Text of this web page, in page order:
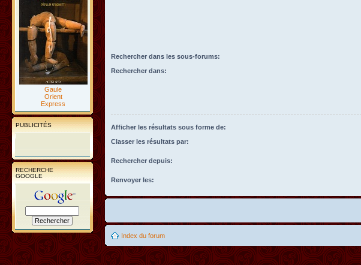
Gaule
Orient
Express
PUBLICITÉS
RECHERCHE
GOOGLE
Rechercher dans les sous-forums:
Rechercher dans:
Afficher les résultats sous forme de:
Classer les résultats par:
Rechercher depuis:
Renvoyer les:
Index du forum